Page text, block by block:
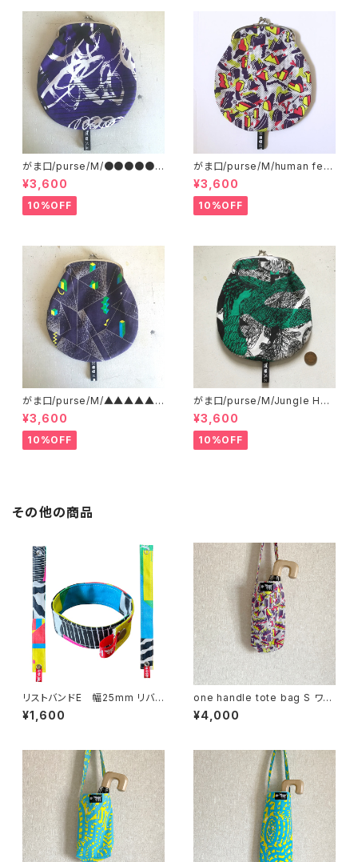
がま口/purse/M/●●●●●
●●●●
¥3,600
10%OFF
がま口/purse/M/human ferti
lizer
¥3,600
10%OFF
がま口/purse/M/▲▲▲▲▲?
▲▲▲ AB
¥3,600
10%OFF
がま口/purse/M/Jungle Her
e
¥3,600
10%OFF
その他の商品
リストバンドE 幅25mm リバ
ーシブル
¥1,600
one handle tote bag S ワン
ハンドル トートバッグ h
¥4,000